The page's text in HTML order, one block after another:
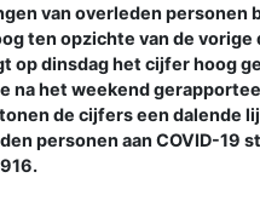
van overleden personen
ten opzichte van de vorige
op dinsdag het cijfer hoog
na het weekend
de cijfers een dalende
personen aan COVID-19